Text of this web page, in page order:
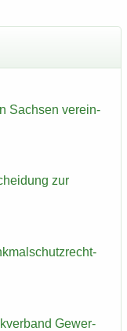
Sach­sen ver­ein­
zur
Ge­wer­